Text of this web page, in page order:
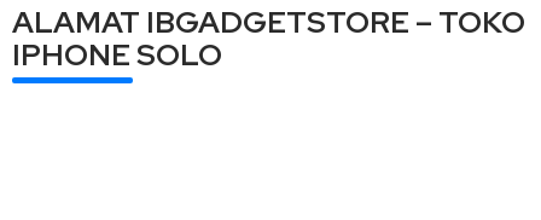
ALAMAT IBGADGETSTORE – TOKO
IPHONE SOLO